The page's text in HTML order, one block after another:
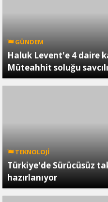
GÜNDEM
Haluk Levent'e 4 daire
Müteahhit soluğu
TEKNOLOJİ
Türkiye'de Sürücüsüz
hazırlanıyor